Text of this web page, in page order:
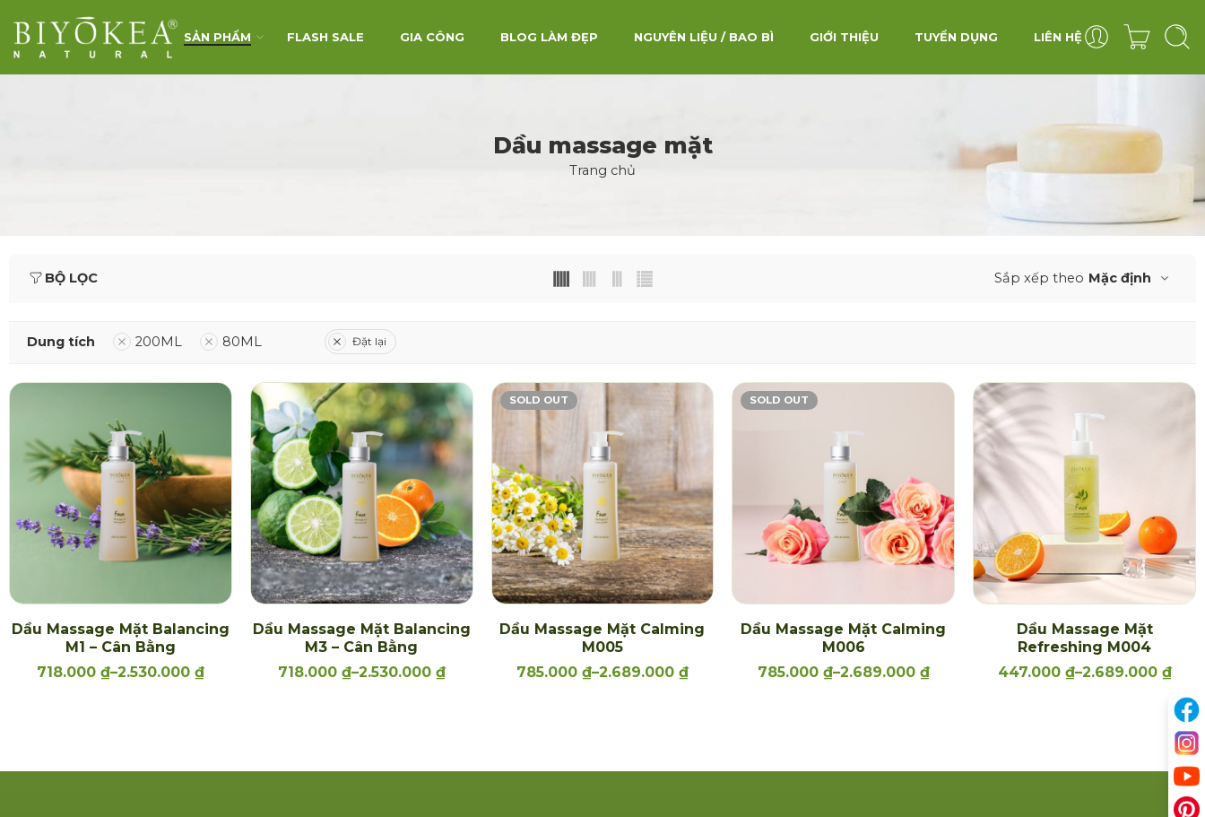
SẢN PHẨM FLASH SALE GIA CÔNG BLOG LÀM ĐẸP NGUYÊN LIỆU / BAO BÌ GIỚI THIỆU TUYỂN DỤNG LIÊN HỆ
Dầu massage mặt
Trang chủ
BỘ LỌC Sắp xếp theo Mặc định
Dung tích 200ML 80ML Đặt lại
Dầu Massage Mặt Balancing
M1 – Cân Bằng
718.000 ₫–2.530.000 ₫
Dầu Massage Mặt Balancing
M3 – Cân Bằng
718.000 ₫–2.530.000 ₫
SOLD OUT
Dầu Massage Mặt Calming
M005
785.000 ₫–2.689.000 ₫
SOLD OUT
Dầu Massage Mặt Calming
M006
785.000 ₫–2.689.000 ₫
Dầu Massage Mặt
Refreshing M004
447.000 ₫–2.689.000 ₫